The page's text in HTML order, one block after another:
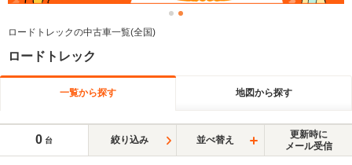
ロードトレックの中古車一覧(全国)
ロードトレック
一覧から探す 地図から探す
0 台 絞り込み 並べ替え
更新時に
メール受信